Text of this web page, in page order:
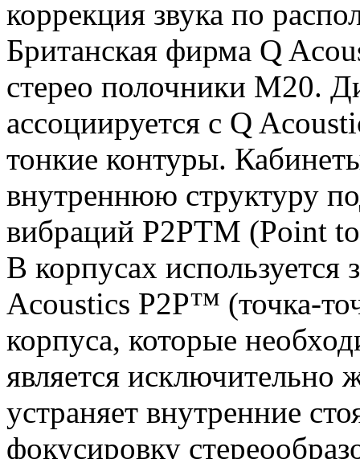
коррекция звука по
Британская фирма Q
стерео полочники M20.
ассоциируется с Q
тонкие контуры.
внутреннюю структуру
вибраций P2PTM (Point
В корпусах используется
Acoustics P2P™ (точка-
корпуса, которые
является исключительно
устраняет внутренние
фокусировку